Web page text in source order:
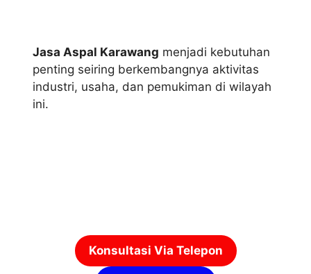
Jasa Aspal Karawang menjadi kebutuhan
penting seiring berkembangnya aktivitas
industri, usaha, dan pemukiman di wilayah
ini.
Konsultasi Via Telepon